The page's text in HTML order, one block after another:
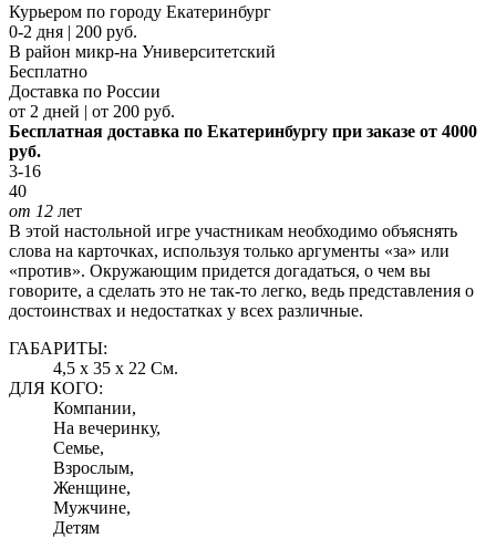
Курьером по городу Екатеринбург
0-2 дня | 200 руб.
В район микр-на Университетский
Бесплатно
Доставка по России
от 2 дней | от 200 руб.
Бесплатная доставка по Екатеринбургу при заказе от 4000
руб.
3-16
40
от 12 лет
В этой настольной игре участникам необходимо объяснять
слова на карточках, используя только аргументы «за» или
«против». Окружающим придется догадаться, о чем вы
говорите, а сделать это не так-то легко, ведь представления о
достоинствах и недостатках у всех различные.
ГАБАРИТЫ:
4,5 x 35 x 22 См.
ДЛЯ КОГО:
Компании,
На вечеринку,
Семье,
Взрослым,
Женщине,
Мужчине,
Детям